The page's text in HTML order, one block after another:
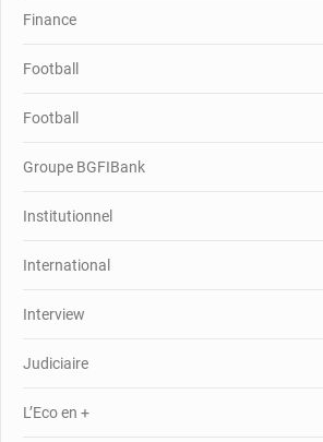
Finance
Football
Football
Groupe BGFIBank
Institutionnel
International
Interview
Judiciaire
L’Eco en +